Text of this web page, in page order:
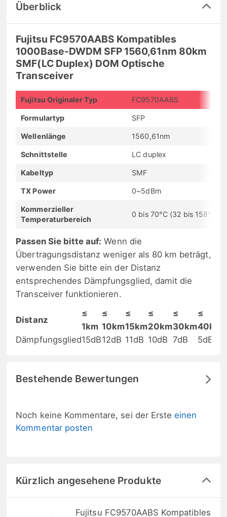
Überblick
Fujitsu FC9570AABS Kompatibles
1000Base-DWDM SFP 1560,61nm 80km
SMF(LC Duplex) DOM Optische
Transceiver
Fujitsu Originaler Typ FC9570AABS
Formulartyp SFP
Wellenlänge 1560,61nm
Schnittstelle LC duplex
Kabeltyp SMF
TX Power 0~5dBm
Kommerzieller
Temperaturbereich
0 bis 70°C (32 bis 158°F)
Passen Sie bitte auf: Wenn die
Übertragungsdistanz weniger als 80 km beträgt,
verwenden Sie bitte ein der Distanz
entsprechendes Dämpfungsglied, damit die
Transceiver funktionieren.
Distanz
≤
1km
≤
10km
≤
15km
≤
20km
≤
30km
≤
40km
Dämpfungsglied15dB12dB 11dB 10dB 7dB 5dB
Bestehende Bewertungen
Noch keine Kommentare, sei der Ersteeinen
Kommentar posten
Kürzlich angesehene Produkte
Fujitsu FC9570AABS Kompatibles